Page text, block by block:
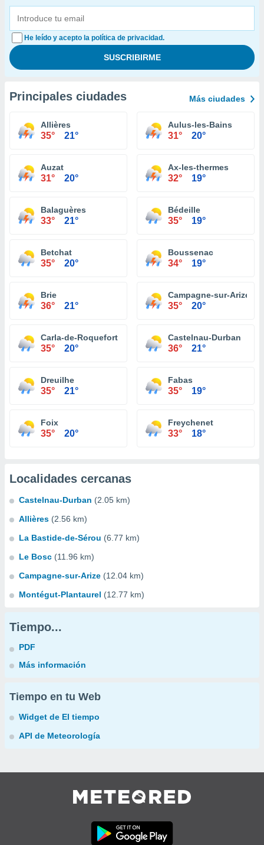
He leído y acepto la política de privacidad.
Principales ciudades Más ciudades
Allières
35° 21°
Aulus-les-Bains
31° 20°
Auzat
31° 20°
Ax-les-thermes
32° 19°
Balaguères
33° 21°
Bédeille
35° 19°
Betchat
35° 20°
Boussenac
34° 19°
Brie
36° 21°
Campagne-sur-Arize
35° 20°
Carla-de-Roquefort
35° 20°
Castelnau-Durban
36° 21°
Dreuilhe
35° 21°
Fabas
35° 19°
Foix
35° 20°
Freychenet
33° 18°
Localidades cercanas
Castelnau-Durban (2.05 km)
Allières (2.56 km)
La Bastide-de-Sérou (6.77 km)
Le Bosc (11.96 km)
Campagne-sur-Arize (12.04 km)
Montégut-Plantaurel (12.77 km)
Tiempo...
PDF
Más información
Tiempo en tu Web
Widget de El tiempo
API de Meteorología